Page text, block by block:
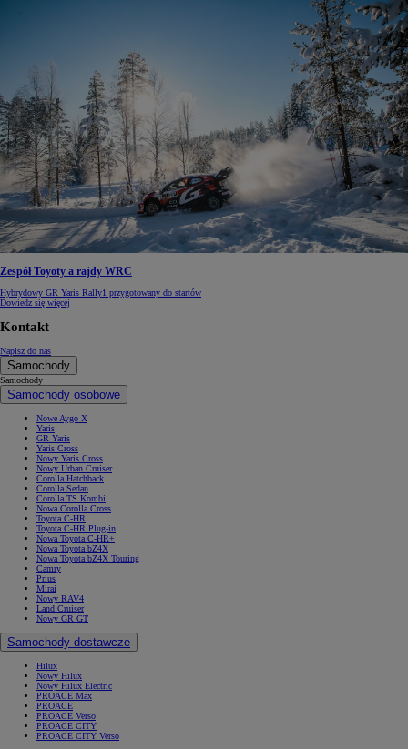
Zespół Toyoty a rajdy WRC
Hybrydowy GR Yaris Rally1 przygotowany do startów
Dowiedz się więcej
Kontakt
Napisz do nas
Samochody
Samochody
Samochody osobowe
Nowe Aygo X
Yaris
GR Yaris
Yaris Cross
Nowy Yaris Cross
Nowy Urban Cruiser
Corolla Hatchback
Corolla Sedan
Corolla TS Kombi
Nowa Corolla Cross
Toyota C-HR
Toyota C-HR Plug-in
Nowa Toyota C-HR+
Nowa Toyota bZ4X
Nowa Toyota bZ4X Touring
Camry
Prius
Mirai
Nowy RAV4
Land Cruiser
Nowy GR GT
Samochody dostawcze
Hilux
Nowy Hilux
Nowy Hilux Electric
PROACE Max
PROACE
PROACE Verso
PROACE CITY
PROACE CITY Verso